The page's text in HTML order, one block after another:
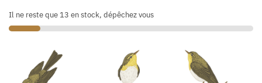
Il ne reste que 13 en stock, dépêchez vous